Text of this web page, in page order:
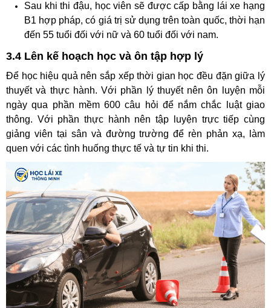
Sau khi thi đậu, học viên sẽ được cấp bằng lái xe hạng
B1 hợp pháp, có giá trị sử dụng trên toàn quốc, thời hạn
đến 55 tuổi đối với nữ và 60 tuổi đối với nam.
3.4 Lên kế hoạch học và ôn tập hợp lý
Để học hiệu quả nên sắp xếp thời gian học đều đặn giữa lý
thuyết và thực hành. Với phần lý thuyết nên ôn luyện mỗi
ngày qua phần mềm 600 câu hỏi để nắm chắc luật giao
thông. Với phần thực hành nên tập luyện trực tiếp cùng
giảng viên tại sân và đường trường để rèn phản xạ, làm
quen với các tình huống thực tế và tự tin khi thi.